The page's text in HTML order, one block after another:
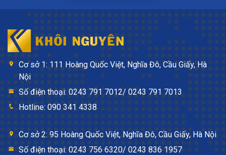
Cơ sở 1: 111 Hoàng Quốc Việt, Nghĩa Đô, Cầu Giấy, Hà
Nội
Số điện thoại: 0243 791 7012/ 0243 791 7013
Hotline: 090 341 4338
Cơ sở 2: 95 Hoàng Quốc Việt, Nghĩa Đô, Cầu Giấy, Hà Nội
Số điện thoại: 0243 756 6320/ 0243 836 1957